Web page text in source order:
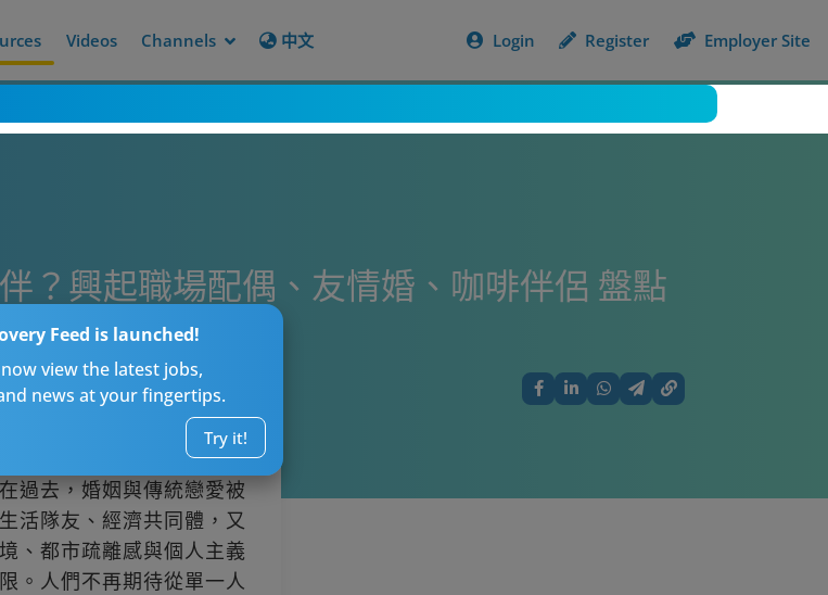
Videos Channels 中文 Login Register Employer Site
Feed is launched!
view the latest jobs,
news at your fingertips.
Try it!
？興起職場配偶、友情婚、咖啡伴侶 盤點
過去，婚姻與傳統戀愛被
活隊友、經濟共同體，又
、都市疏離感與個人主義
。人們不再期待從單一人